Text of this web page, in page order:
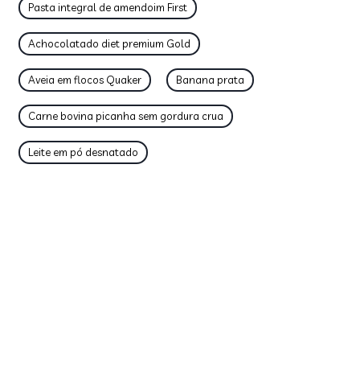
Pasta integral de amendoim First
Achocolatado diet premium Gold
Aveia em flocos Quaker Banana prata
Carne bovina picanha sem gordura crua
Leite em pó desnatado